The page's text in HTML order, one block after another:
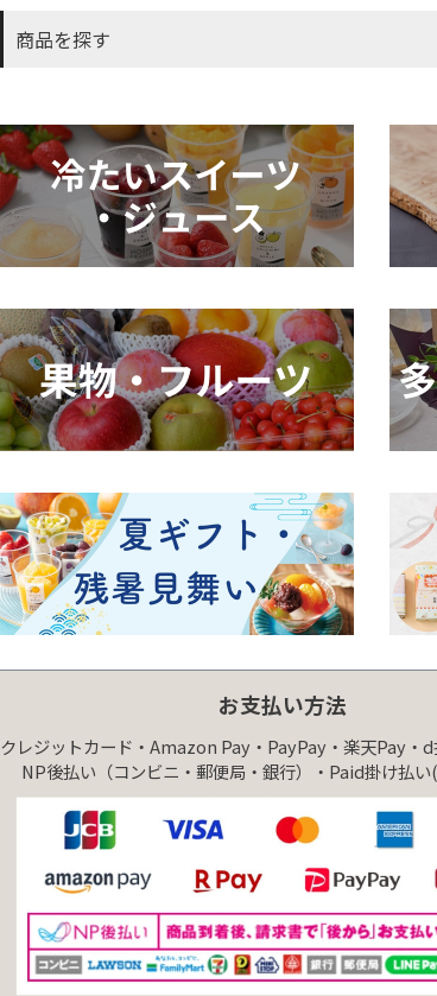
商品を探す
お支払い方法
クレジットカード・Amazon Pay・PayPay・楽天Pay・d
NP後払い（コンビニ・郵便局・銀行）・Paid掛け払